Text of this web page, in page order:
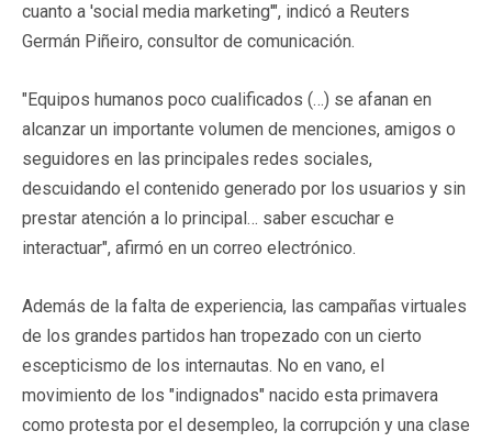
cuanto a 'social media marketing'", indicó a Reuters
Germán Piñeiro, consultor de comunicación.
"Equipos humanos poco cualificados (…) se afanan en
alcanzar un importante volumen de menciones, amigos o
seguidores en las principales redes sociales,
descuidando el contenido generado por los usuarios y sin
prestar atención a lo principal… saber escuchar e
interactuar", afirmó en un correo electrónico.
Además de la falta de experiencia, las campañas virtuales
de los grandes partidos han tropezado con un cierto
escepticismo de los internautas. No en vano, el
movimiento de los "indignados" nacido esta primavera
como protesta por el desempleo, la corrupción y una clase